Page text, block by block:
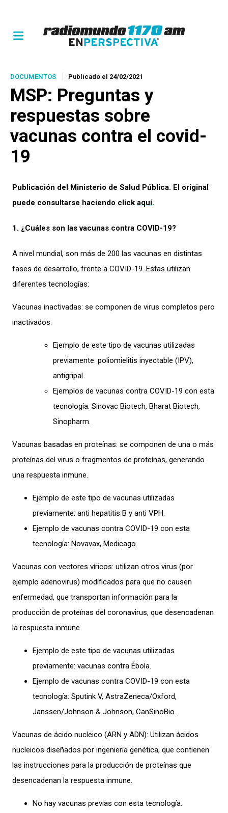
DOCUMENTOS Publicado el 24/02/2021
MSP: Preguntas y
respuestas sobre
vacunas contra el covid-
19
Publicación del Ministerio de Salud Pública. El original
puede consultarse haciendo click aquí.
1. ¿Cuáles son las vacunas contra COVID-19?
A nivel mundial, son más de 200 las vacunas en distintas
fases de desarrollo, frente a COVID-19. Estas utilizan
diferentes tecnologías:
Vacunas inactivadas: se componen de virus completos pero
inactivados.
Ejemplo de este tipo de vacunas utilizadas
previamente: poliomielitis inyectable (IPV),
antigripal.
Ejemplos de vacunas contra COVID-19 con esta
tecnología: Sinovac Biotech, Bharat Biotech,
Sinopharm.
Vacunas basadas en proteínas: se componen de una o más
proteínas del virus o fragmentos de proteínas, generando
una respuesta inmune.
Ejemplo de este tipo de vacunas utilizadas
previamente: anti hepatitis B y anti VPH.
Ejemplo de vacunas contra COVID-19 con esta
tecnología: Novavax, Medicago.
Vacunas con vectores víricos: utilizan otros virus (por
ejemplo adenovirus) modificados para que no causen
enfermedad, que transportan información para la
producción de proteínas del coronavirus, que desencadenan
la respuesta inmune.
Ejemplo de este tipo de vacunas utilizadas
previamente: vacunas contra Ébola.
Ejemplo de vacunas contra COVID-19 con esta
tecnología: Sputink V, AstraZeneca/Oxford,
Janssen/Johnson & Johnson, CanSinoBio.
Vacunas de ácido nucleico (ARN y ADN): Utilizan ácidos
nucleicos diseñados por ingeniería genética, que contienen
las instrucciones para la producción de proteínas que
desencadenan la respuesta inmune.
No hay vacunas previas con esta tecnología.